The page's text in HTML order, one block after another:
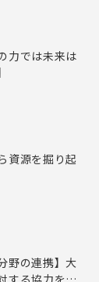
力では未来は
資源を掘り起
野の連携】大
する協力を依